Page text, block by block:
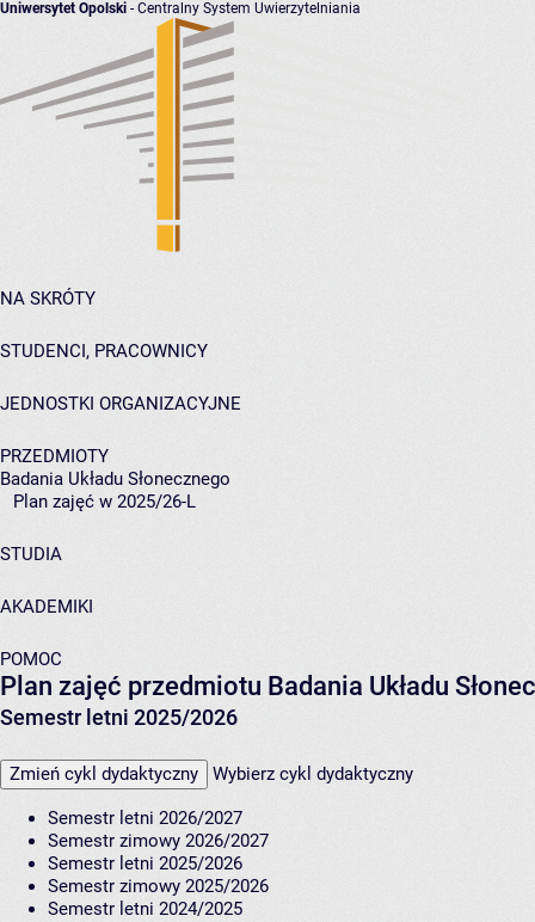
Uniwersytet Opolski - Centralny System Uwierzytelniania
NA SKRÓTY
STUDENCI, PRACOWNICY
JEDNOSTKI ORGANIZACYJNE
PRZEDMIOTY
Badania Układu Słonecznego
Plan zajęć w 2025/26-L
STUDIA
AKADEMIKI
POMOC
Plan zajęć przedmiotu Badania Układu
Semestr letni 2025/2026
Zmień cykl dydaktyczny Wybierz cykl dydaktyczny
Semestr letni 2026/2027
Semestr zimowy 2026/2027
Semestr letni 2025/2026
Semestr zimowy 2025/2026
Semestr letni 2024/2025